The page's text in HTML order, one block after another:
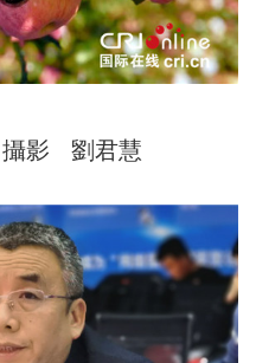
影 劉君慧